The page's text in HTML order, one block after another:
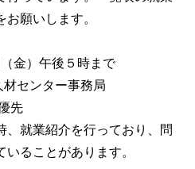
願いします。
）午後５時まで
センター事務局
先
就業紹介を行っており、問
ることがあります。